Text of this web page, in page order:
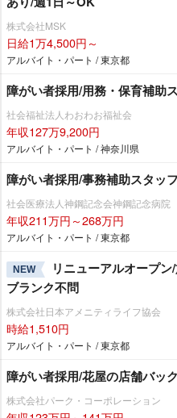
株式会社MSK
日給1万4,500円～
アルバイト・パート / 東京都
障がい者採用/用務・保育補助
社会福祉法人わおわお福祉会
年収127万9,200円
アルバイト・パート / 神奈川県
障がい者採用/事務補助スタッフ
社会医療法人神鋼記念会神鋼記念病院
年収211万円～268万円
アルバイト・パート / 東京都
NEW
リニューアルオープ
ブランク不問
株式会社日本アメニティライフ協会
時給1,510円
アルバイト・パート / 東京都
障がい者採用/花屋の店舗バッ
株式会社パーク・コーポレーション